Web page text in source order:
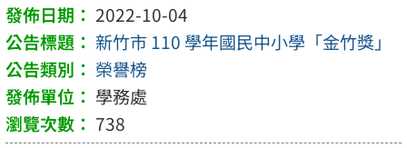
2022-10-04
新竹市 110 學年國民中小學「金竹獎」
榮譽榜
學務處
738